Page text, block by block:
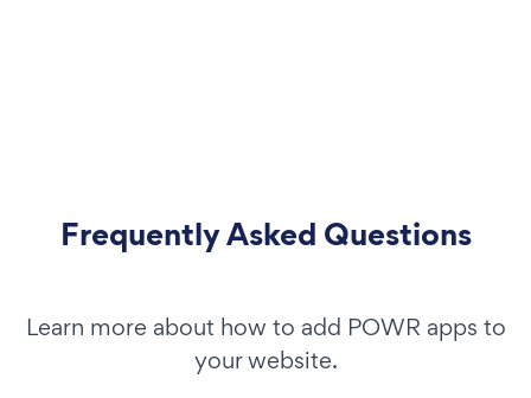
Frequently Asked Questions
Learn more about how to add POWR apps to
your website.